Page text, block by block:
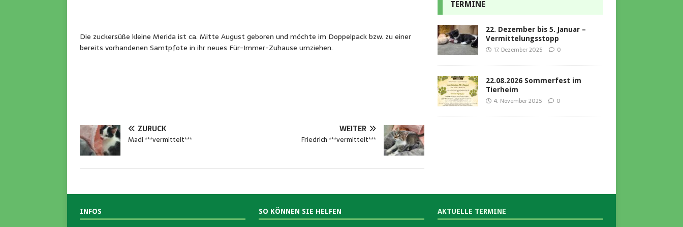
Die zuckersüße kleine Merida ist ca. Mitte August geboren und möchte im Doppelpack bzw. zu einer
bereits vorhandenen Samtpfote in ihr neues Für-Immer-Zuhause umziehen.
ZURÜCK
Madi ***vermittelt***
WEITER
Friedrich ***vermittelt***
TERMINE
22. Dezember bis 5. Januar –
Vermittelungsstopp
17. Dezember 2025 0
22.08.2026 Sommerfest im
Tierheim
4. November 2025 0
INFOS SO KÖNNEN SIE HELFEN AKTUELLE TERMINE